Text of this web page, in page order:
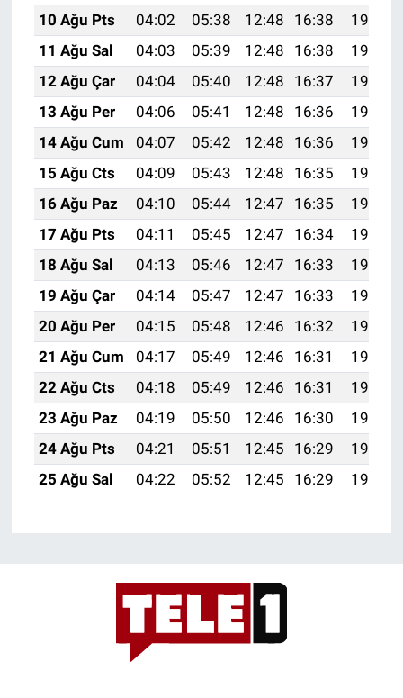
10 Ağu Pts
04:02 05:38 12:48 16:38
19:49
11 Ağu Sal
04:03 05:39 12:48 16:38
19:47
12 Ağu Çar
04:04 05:40 12:48 16:37
19:46
13 Ağu Per
04:06 05:41 12:48 16:36
19:45
14 Ağu Cum
04:07 05:42 12:48 16:36
19:44
15 Ağu Cts
04:09 05:43 12:48 16:35
19:42
16 Ağu Paz
04:10 05:44 12:47 16:35
19:41
17 Ağu Pts
04:11 05:45 12:47 16:34
19:40
18 Ağu Sal
04:13 05:46 12:47 16:33
19:38
19 Ağu Çar
04:14 05:47 12:47 16:33
19:37
20 Ağu Per
04:15 05:48 12:46 16:32
19:35
21 Ağu Cum
04:17 05:49 12:46 16:31
19:34
22 Ağu Cts
04:18 05:49 12:46 16:31
19:33
23 Ağu Paz
04:19 05:50 12:46 16:30
19:31
24 Ağu Pts
04:21 05:51 12:45 16:29
19:30
25 Ağu Sal
04:22 05:52 12:45 16:29 19:28
Sağlık
Spor
Teknoloji
Türkiye'nin Geleceği
Türkiye'nin Gündemi
Yerel Gündem
Yerel Yaşam
Canlı Yayın